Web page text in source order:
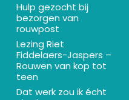
Hulp gezocht bij
bezorgen van
rouwpost
Lezing Riet
Fiddelaers-Jaspers –
Rouwen van kop tot
teen
Dat werk zou ik écht